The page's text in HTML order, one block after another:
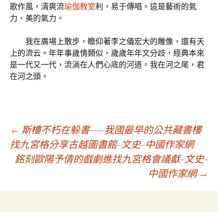
歌作風，清爽流瑜伽教室利，易于傳唱。這是藝術的氣
力、美的氣力。
我在廣場上散步，瞻仰著李之儀宏大的雕像，還有天
上的流云。年年事歲情類似，歲歲年年文分歧，經典本來
是一代又一代，流淌在人們心底的河道。我在河之尾，君
在河之頭。
文
章
導
← 斯樓不朽在躲書——我國最早的公共藏書樓
找九宮格分享古越圖書館–文史–中國作家網
銘刻歐陽予倩的戲劇進找九宮格會議獻–文史–
中國作家網 →